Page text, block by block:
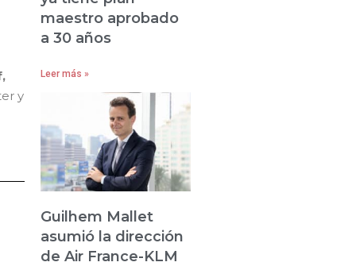
y
maestro aprobado
a 30 años
Leer más »
Guilhem Mallet
asumió la dirección
de Air France-KLM